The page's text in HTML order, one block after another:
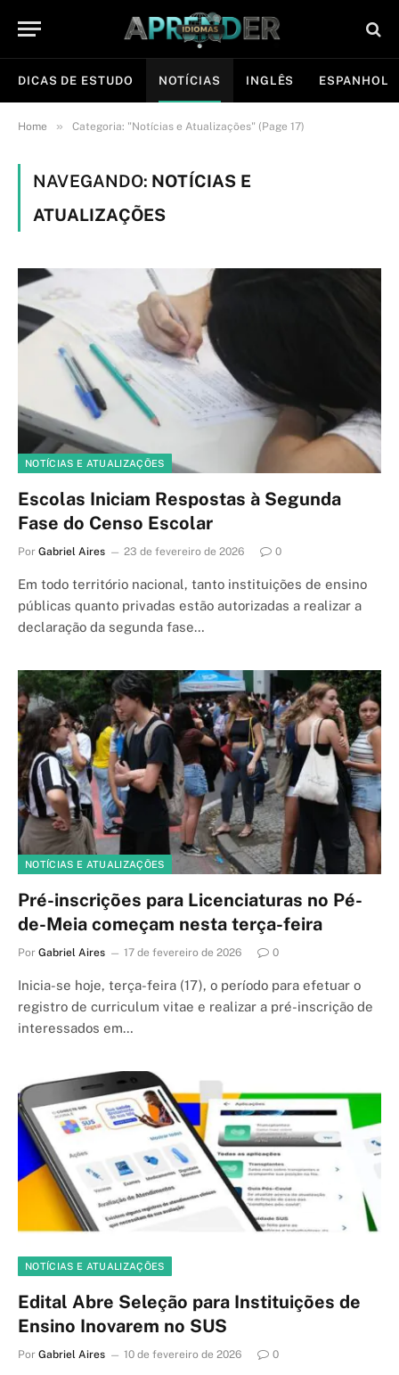
DICAS DE ESTUDO NOTÍCIAS INGLÊS ESPANHOL
Home » Categoria: "Notícias e Atualizações" (Page 17)
NAVEGANDO: NOTÍCIAS E
ATUALIZAÇÕES
NOTÍCIAS E ATUALIZAÇÕES
Escolas Iniciam Respostas à Segunda
Fase do Censo Escolar
Por Gabriel Aires 23 de fevereiro de 2026 0
Em todo território nacional, tanto instituições de ensino
públicas quanto privadas estão autorizadas a realizar a
declaração da segunda fase…
NOTÍCIAS E ATUALIZAÇÕES
Pré-inscrições para Licenciaturas no Pé-
de-Meia começam nesta terça-feira
Por Gabriel Aires 17 de fevereiro de 2026 0
Inicia-se hoje, terça-feira (17), o período para efetuar o
registro de curriculum vitae e realizar a pré-inscrição de
interessados em…
NOTÍCIAS E ATUALIZAÇÕES
Edital Abre Seleção para Instituições de
Ensino Inovarem no SUS
Por Gabriel Aires 10 de fevereiro de 2026 0